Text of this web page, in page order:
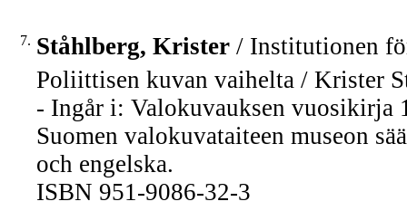
7. Ståhlberg, Krister / Institutionen
Poliittisen kuvan vaihelta / Krister
- Ingår i: Valokuvauksen
Suomen valokuvataiteen museon
och engelska.
ISBN 951-9086-32-3